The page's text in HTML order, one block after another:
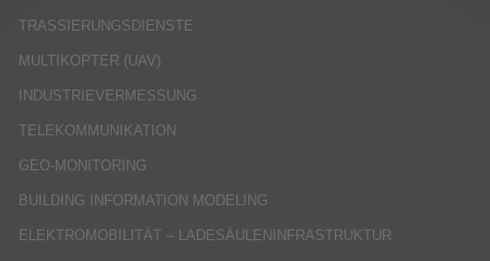
TRASSIERUNGSDIENSTE
MULTIKOPTER (UAV)
INDUSTRIEVERMESSUNG
TELEKOMMUNIKATION
GEO-MONITORING
BUILDING INFORMATION MODELING
ELEKTROMOBILITÄT – LADESÄULENINFRASTRUKTUR